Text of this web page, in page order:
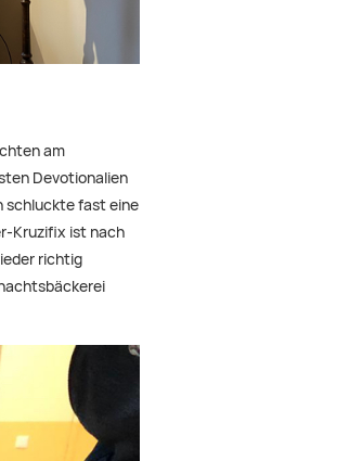
am
Devotionalien
schluckte fast eine
Kruzifix ist nach
richtig